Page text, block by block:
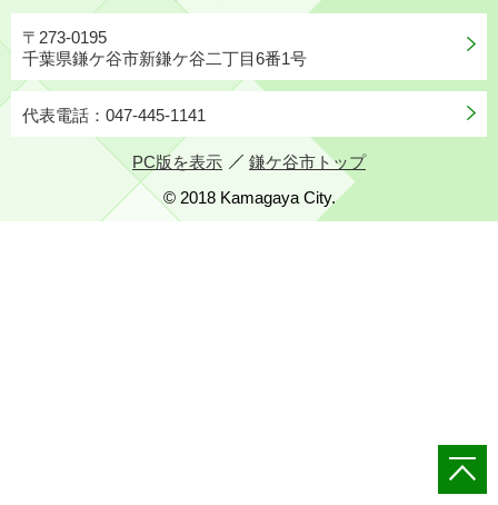
〒273-0195
千葉県鎌ケ谷市新鎌ケ谷二丁目6番1号
代表電話：047-445-1141
PC版を表示
鎌ケ谷市トップ
© 2018 Kamagaya City.